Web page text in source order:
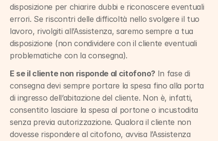
disposizione per chiarire dubbi e riconoscere eventuali
errori. Se riscontri delle difficoltà nello svolgere il tuo
lavoro, rivolgiti all’Assistenza, saremo sempre a tua
disposizione (non condividere con il cliente eventuali
problematiche con la consegna).
E se il cliente non risponde al citofono? In fase di
consegna devi sempre portare la spesa fino alla porta
di ingresso dell’abitazione del cliente. Non è, infatti,
consentito lasciare la spesa al portone o incustodita
senza previa autorizzazione. Qualora il cliente non
dovesse rispondere al citofono, avvisa l’Assistenza